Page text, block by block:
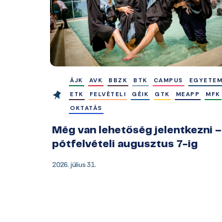
ÁJK AVK BBZK BTK CAMPUS
EGYETEM
ETK
FELVÉTELI GÉIK GTK MEAPP
MFK
OKTATÁS
Még van lehetőség jelentkezni –
pótfelvételi augusztus 7-ig
2026. július 31.